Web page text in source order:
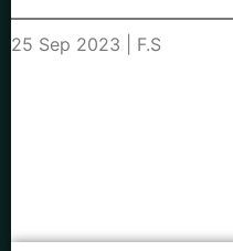
25 Sep 2023 | F.S